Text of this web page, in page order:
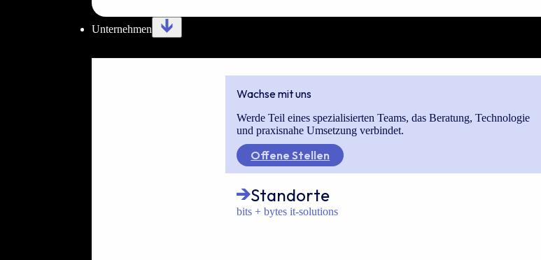
Unternehmen
Wachse mit uns
Werde Teil eines spezialisierten Teams, das Beratung, Technologie
und praxisnahe Umsetzung verbindet.
Offene Stellen
Standorte
bits + bytes it-solutions